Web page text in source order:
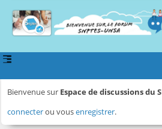
Bienvenue sur Espace de discussions du
connecterou vousenregistrer.